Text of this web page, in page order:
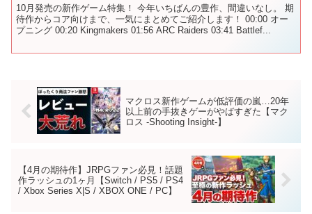
10月発売の新作ゲーム特集！ 今年いちばんの豊作、間違いなし。 期
待作からコア向けまで、一気にまとめてご紹介します！ 00:00 オー
プニング 00:20 Kingmakers 01:56 ARC Raiders 03:41 Battlef...
マクロス新作ゲームが低評価の嵐…20年
以上前の手抜きゲーがやばすぎた【マク
ロス -Shooting Insight-】
【4月の期待作】JRPGファン必見！話題
作ラッシュの1ヶ月【Switch / PS5 / PS4
/ Xbox Series X|S / XBOX ONE / PC】